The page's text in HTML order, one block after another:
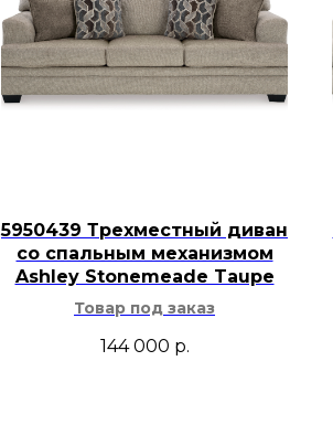
5950439 Трехместный диван
со спальным механизмом
Ashley Stonemeade Taupe
Товар под заказ
144 000 р.